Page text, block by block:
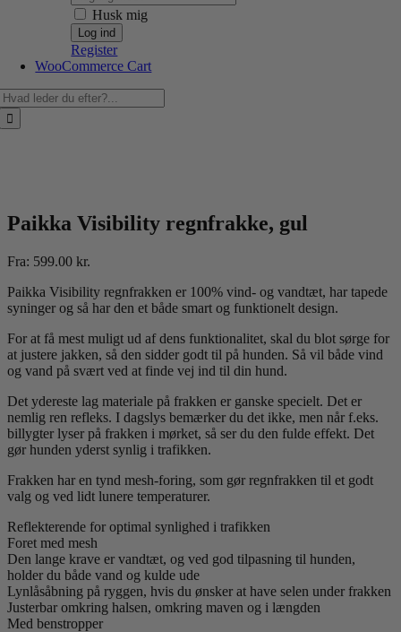
Husk mig
Register
WooCommerce Cart
Paikka Visibility regnfrakke, gul
Fra: 599.00 kr.
Paikka Visibility regnfrakken er 100% vind- og vandtæt, har tapede
syninger og så har den et både smart og funktionelt design.
For at få mest muligt ud af dens funktionalitet, skal du blot sørge for
at justere jakken, så den sidder godt til på hunden. Så vil både vind
og vand på svært ved at finde vej ind til din hund.
Det ydereste lag materiale på frakken er ganske specielt. Det er
nemlig ren refleks. I dagslys bemærker du det ikke, men når f.eks.
billygter lyser på frakken i mørket, så ser du den fulde effekt. Det
gør hunden yderst synlig i trafikken.
Frakken har en tynd mesh-foring, som gør regnfrakken til et godt
valg og ved lidt lunere temperaturer.
Reflekterende for optimal synlighed i trafikken
Foret med mesh
Den lange krave er vandtæt, og ved god tilpasning til hunden,
holder du både vand og kulde ude
Lynlåsåbning på ryggen, hvis du ønsker at have selen under frakken
Justerbar omkring halsen, omkring maven og i længden
Med benstropper